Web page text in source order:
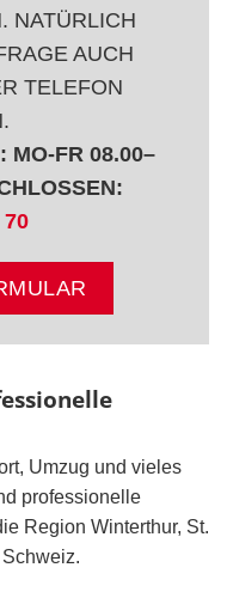
NATÜRLICH
AUCH
TELEFON
MO‑FR 08.00–
70
Umzug und vieles
professionelle
Region Winterthur, St.